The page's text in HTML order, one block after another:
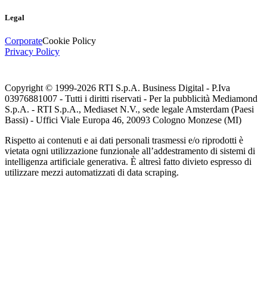
Legal
CorporateCookie Policy
Privacy Policy
Copyright © 1999-2026 RTI S.p.A. Business Digital - P.Iva
03976881007 - Tutti i diritti riservati - Per la pubblicità Mediamond
S.p.A. - RTI S.p.A., Mediaset N.V., sede legale Amsterdam (Paesi
Bassi) - Uffici Viale Europa 46, 20093 Cologno Monzese (MI)
Rispetto ai contenuti e ai dati personali trasmessi e/o riprodotti è
vietata ogni utilizzazione funzionale all’addestramento di sistemi di
intelligenza artificiale generativa. È altresì fatto divieto espresso di
utilizzare mezzi automatizzati di data scraping.